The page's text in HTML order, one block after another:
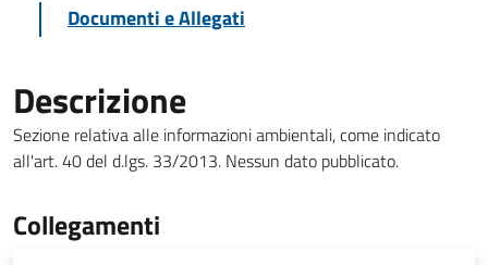
Documenti e Allegati
Descrizione
Sezione relativa alle informazioni ambientali, come indicato
all'art. 40 del d.lgs. 33/2013. Nessun dato pubblicato.
Collegamenti